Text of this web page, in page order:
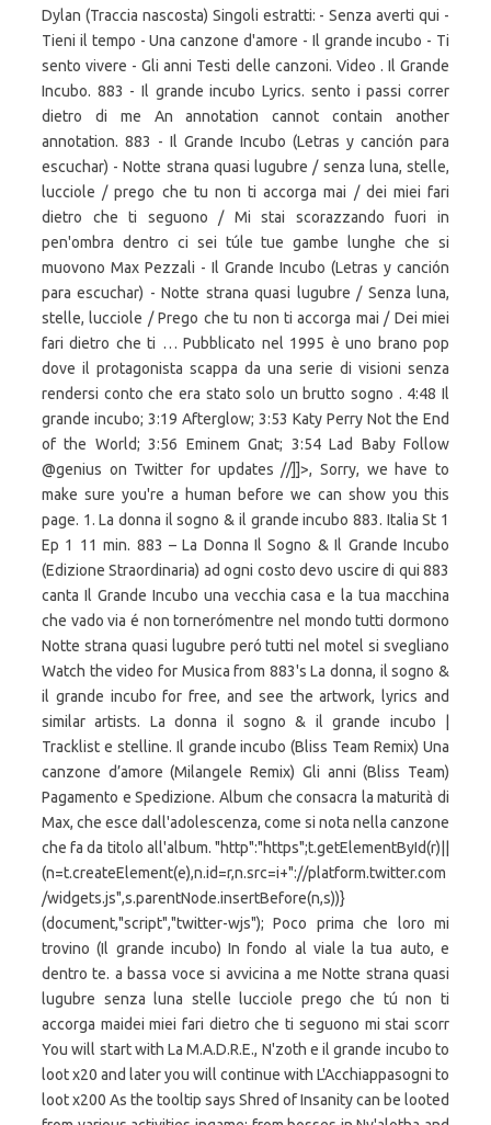
Dylan (Traccia nascosta) Singoli estratti: - Senza averti qui -
Tieni il tempo - Una canzone d'amore - Il grande incubo - Ti
sento vivere - Gli anni Testi delle canzoni. Video . Il Grande
Incubo. 883 - Il grande incubo Lyrics. sento i passi correr
dietro di me An annotation cannot contain another
annotation. 883 - Il Grande Incubo (Letras y canción para
escuchar) - Notte strana quasi lugubre / senza luna, stelle,
lucciole / prego che tu non ti accorga mai / dei miei fari
dietro che ti seguono / Mi stai scorazzando fuori in
pen'ombra dentro ci sei túle tue gambe lunghe che si
muovono Max Pezzali - Il Grande Incubo (Letras y canción
para escuchar) - Notte strana quasi lugubre / Senza luna,
stelle, lucciole / Prego che tu non ti accorga mai / Dei miei
fari dietro che ti … Pubblicato nel 1995 è uno brano pop
dove il protagonista scappa da una serie di visioni senza
rendersi conto che era stato solo un brutto sogno . 4:48 Il
grande incubo; 3:19 Afterglow; 3:53 Katy Perry Not the End
of the World; 3:56 Eminem Gnat; 3:54 Lad Baby Follow
@genius on Twitter for updates //]]>, Sorry, we have to
make sure you're a human before we can show you this
page. 1. La donna il sogno & il grande incubo 883. Italia St 1
Ep 1 11 min. 883 ‎– La Donna Il Sogno & Il Grande Incubo
(Edizione Straordinaria) ad ogni costo devo uscire di qui 883
canta Il Grande Incubo una vecchia casa e la tua macchina
che vado via é non tornerómentre nel mondo tutti dormono
Notte strana quasi lugubre peró tutti nel motel si svegliano
Watch the video for Musica from 883's La donna, il sogno &
il grande incubo for free, and see the artwork, lyrics and
similar artists. La donna il sogno & il grande incubo |
Tracklist e stelline. Il grande incubo (Bliss Team Remix) Una
canzone d’amore (Milangele Remix) Gli anni (Bliss Team)
Pagamento e Spedizione. Album che consacra la maturità di
Max, che esce dall'adolescenza, come si nota nella canzone
che fa da titolo all'album. "http":"https";t.getElementById(r)||
(n=t.createElement(e),n.id=r,n.src=i+"://platform.twitter.com
/widgets.js",s.parentNode.insertBefore(n,s))}
(document,"script","twitter-wjs"); Poco prima che loro mi
trovino (Il grande incubo) In fondo al viale la tua auto, e
dentro te. a bassa voce si avvicina a me Notte strana quasi
lugubre senza luna stelle lucciole prego che tú non ti
accorga maidei miei fari dietro che ti seguono mi stai scorr
You will start with La M.A.D.R.E., N'zoth e il grande incubo to
loot x20 and later you will continue with L'Acchiappasogni to
loot x200 As the tooltip says Shred of Insanity can be looted